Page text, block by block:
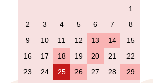
1
2
3 4 5 6 7
8
9
10 11 12 13 14
15
16
17 18 19 20 21
22
23
24 25 26 27 28
29